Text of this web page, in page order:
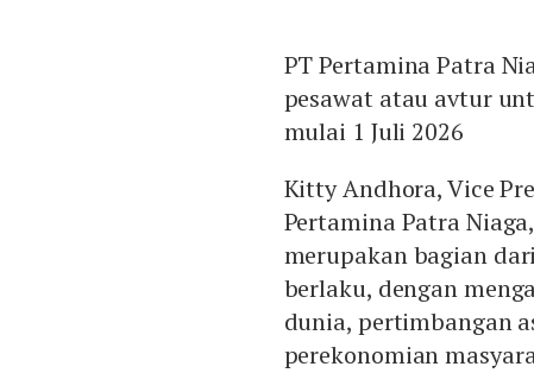
PT Pertamina Patra
pesawat atau avtur
mulai 1 Juli 2026
Kitty Andhora, Vice
Pertamina Patra
merupakan bagian
berlaku, dengan
dunia, pertimbangan
perekonomian